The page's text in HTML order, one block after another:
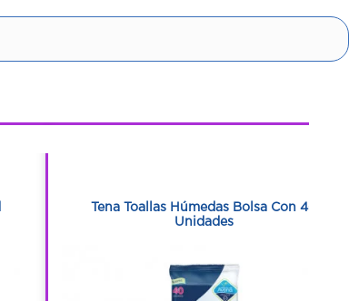
Tena Toallas Húmedas Bolsa Con 40
Unidades